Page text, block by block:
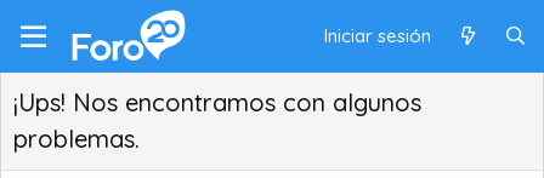
Iniciar sesión
¡Ups! Nos encontramos con algunos
problemas.